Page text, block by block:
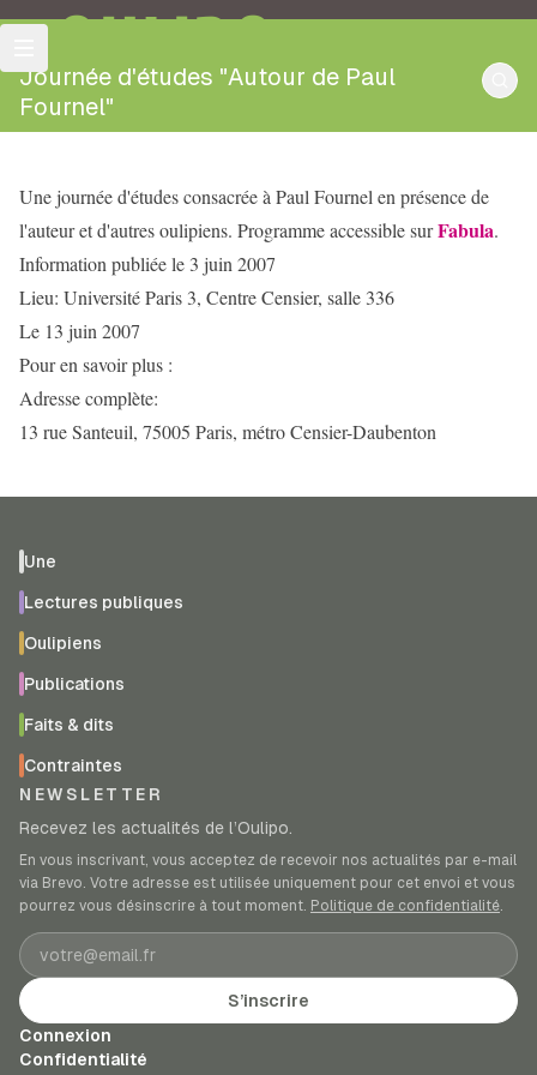
OULIPO
Journée d'études "Autour de Paul
Fournel"
Une journée d'études consacrée à Paul Fournel en présence de
l'auteur et d'autres oulipiens. Programme accessible surFabula.
Information publiée le 3 juin 2007
Lieu: Université Paris 3, Centre Censier, salle 336
Le 13 juin 2007
Pour en savoir plus :
Adresse complète:
13 rue Santeuil, 75005 Paris, métro Censier-Daubenton
Une
Lectures publiques
Oulipiens
Publications
Faits & dits
Contraintes
NEWSLETTER
Recevez les actualités de l’Oulipo.
En vous inscrivant, vous acceptez de recevoir nos actualités par e-mail
via Brevo. Votre adresse est utilisée uniquement pour cet envoi et vous
pourrez vous désinscrire à tout moment. Politique de confidentialité.
Adresse e-mail
S’inscrire
Connexion
Confidentialité